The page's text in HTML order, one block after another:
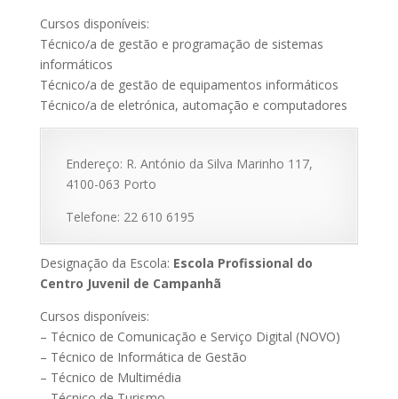
Cursos disponíveis:
Técnico/a de gestão e programação de sistemas
informáticos
Técnico/a de gestão de equipamentos informáticos
Técnico/a de eletrónica, automação e computadores
Endereço: R. António da Silva Marinho 117,
4100-063 Porto
Telefone: 22 610 6195
Designação da Escola: Escola Profissional do
Centro Juvenil de Campanhã
Cursos disponíveis:
– Técnico de Comunicação e Serviço Digital (NOVO)
– Técnico de Informática de Gestão
– Técnico de Multimédia